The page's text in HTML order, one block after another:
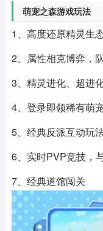
萌宠之森游戏玩法
1、高度还原精灵生
2、属性相克博弈，
3、精灵进化、超进
4、登录即领稀有萌
5、经典反派互动玩
6、实时PVP竞技，
7、经典道馆闯关